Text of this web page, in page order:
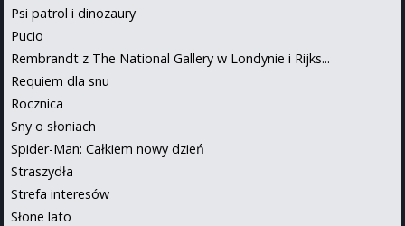
Psi patrol i dinozaury
Pucio
Rembrandt z The National Gallery w Londynie i Rijks...
Requiem dla snu
Rocznica
Sny o słoniach
Spider-Man: Całkiem nowy dzień
Straszydła
Strefa interesów
Słone lato